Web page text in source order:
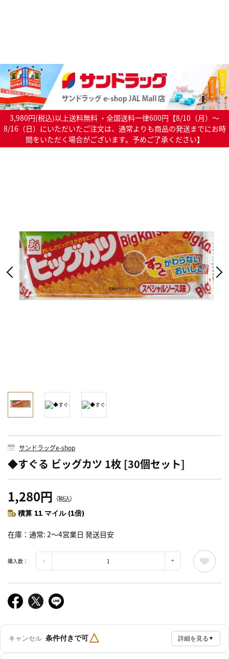
3,980円(税込)以上送料無料 ・全国送料一律600円【8/10（月）～
8/16（日）にいただいたご注文は、通常よりも商品の発送までにお時
間をいただく場合がございます。予めご了承ください】
サンドラッグe-shop
◆すぐる ビッグカツ 1枚 [30個セット]
1,280円 （税込）
積算 11 マイル (1倍)
在庫 通常: 2～4営業日 発送目安
購入数：
キャンセル 条件付きで可△ 詳細を見る ▼